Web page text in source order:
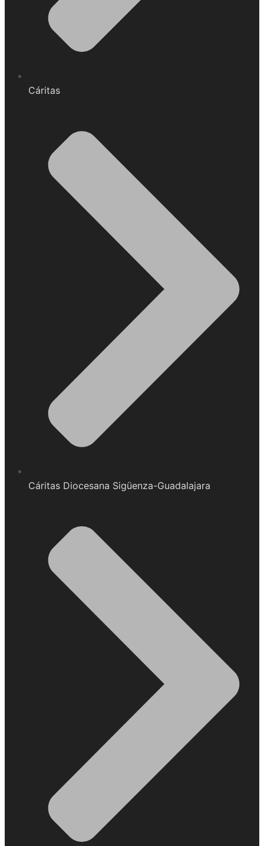
Cáritas
Cáritas Diocesana Sigüenza-Guadalajara